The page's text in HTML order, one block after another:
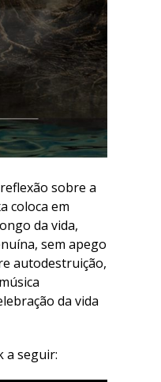
sobre a
coloca em
da vida,
sem apego
autodestruição,
da vida
a seguir: